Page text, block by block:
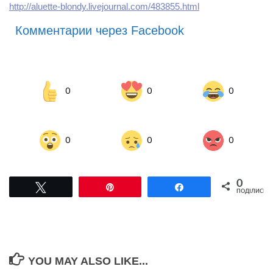
http://aluette-blondy.livejournal.com/483855.html
Комментарии через Facebook
0 0 0
0 0 0
Поділитися0
ПОДІЛИСЬ
YOU MAY ALSO LIKE...